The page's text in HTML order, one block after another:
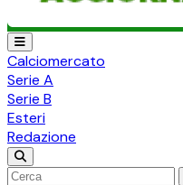
Calciomercato
Serie A
Serie B
Esteri
Redazione